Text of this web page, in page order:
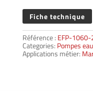
Fiche technique
Référence : EFP-
Categories: Pompes
Applications métier: